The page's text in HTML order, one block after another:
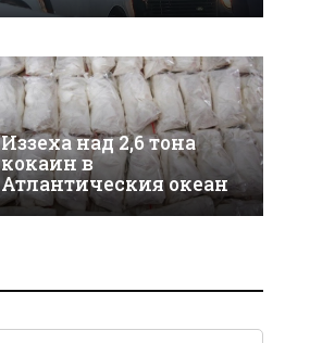
Иззеха над 2,6 тона
кокаин в
Атлантическия океан